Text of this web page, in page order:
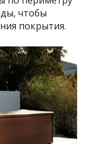
чтобы
покрытия.